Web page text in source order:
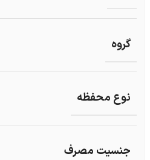
گروه
نوع محفظه
جنسیت مصرف